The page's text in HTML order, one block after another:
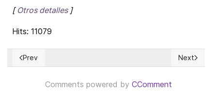
[Otros detalles]
Hits: 11079
Previous article: CUBA: Iglesia y Estado. Persona y Sociedad
Prev Next
Next
Comments powered by CComment